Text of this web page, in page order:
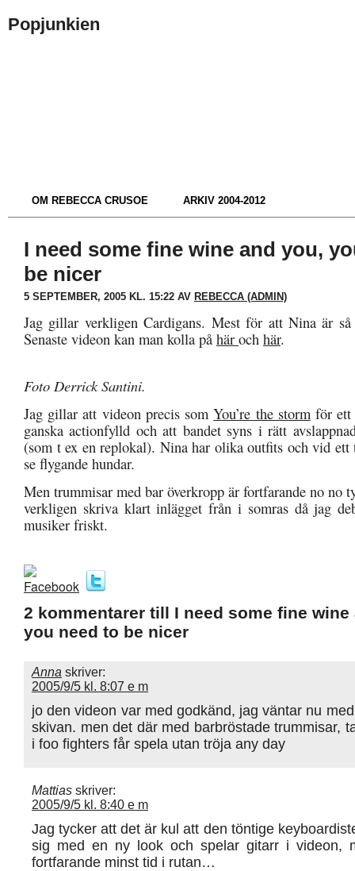
Popjunkien
OM REBECCA CRUSOE ARKIV 2004-2012
I need some fine wine and you,
be nicer
5 SEPTEMBER, 2005 KL. 15:22 AV REBECCA (ADMIN)
Jag gillar verkligen Cardigans. Mest för att Nina är så
Senaste videon kan man kolla på här och här.
Foto Derrick Santini.
Jag gillar att videon precis somYou’re the storm för ett
ganska actionfylld och att bandet syns i rätt
(som t ex en replokal). Nina har olika outfits och vid
se flygande hundar.
Men trummisar med bar överkropp är fortfarande no no
verkligen skriva klart inlägget från i somras då jag
musiker friskt.
2 kommentarer till I need some fine wine
you need to be nicer
Anna skriver:
2005/9/5 kl. 8:07 e m
jo den videon var med godkänd, jag väntar nu
skivan. men det där med barbröstade trummisar,
i foo fighters får spela utan tröja any day
Mattias skriver:
2005/9/5 kl. 8:40 e m
Jag tycker att det är kul att den töntige
sig med en ny look och spelar gitarr i videon,
fortfarande minst tid i rutan…